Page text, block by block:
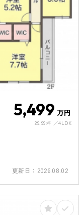
5,499 万円
29.99坪 4LDK
更新日： 2026.08.02